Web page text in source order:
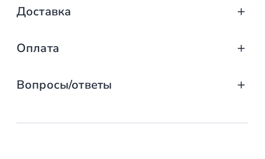
Доставка
Доставка от «СтаирсПром»: аккуратно,
от упаковки на производстве до разгрузки на объекте.
Какие изделия мы доставляем
маршевые, винтовые, консольные и модульные
Оплата
Оплата услуг «СтаирсПром»: удобно,
Вопросы/ответы
Предусмотрена ли возможность